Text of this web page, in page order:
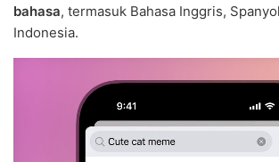
bahasa, termasuk Bahasa Inggris,
Indonesia.